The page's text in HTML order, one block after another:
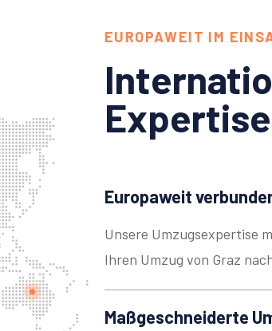
EUROPAWEIT IM
Europaweit
Unsere Umzugsexpertise
Ihren Umzug von Graz
Maßgeschneiderte